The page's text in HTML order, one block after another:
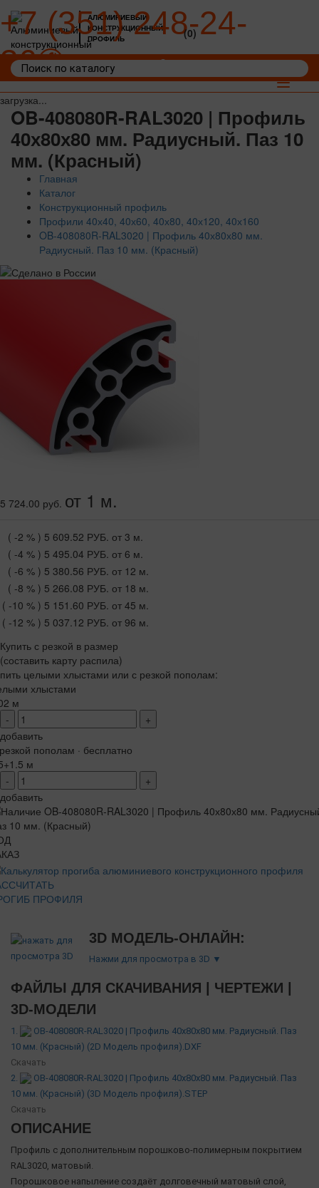
загрузка...
АЛЮМИНИЕВЫЙ
КОНСТРУКЦИОННЫЙ
ПРОФИЛЬ
+7 (351) 248-24-
36
(0)
Toggle
OB-408080R-RAL3020 | Профиль
40х80х80 мм. Радиусный. Паз 10
мм. (Красный)
Главная
Каталог
Конструкционный профиль
Профили 40х40, 40х60, 40х80, 40х120, 40х160
OB-408080R-RAL3020 | Профиль 40х80х80 мм.
Радиусный. Паз 10 мм. (Красный)
5 724.00 руб. от 1 м.
( -2 % ) 5 609.52 РУБ. от 3 м.
( -4 % ) 5 495.04 РУБ. от 6 м.
( -6 % ) 5 380.56 РУБ. от 12 м.
( -8 % ) 5 266.08 РУБ. от 18 м.
( -10 % ) 5 151.60 РУБ. от 45 м.
( -12 % ) 5 037.12 РУБ. от 96 м.
Купить с резкой в размер
(составить карту распила)
целыми хлыстами или с резкой пополам:
хлыстами
м
-
+
добавить
пополам · бесплатно
м
-
+
добавить
ПРОФИЛЯ
3D МОДЕЛЬ-ОНЛАЙН:
Нажми для просмотра в 3D ▼
ФАЙЛЫ ДЛЯ СКАЧИВАНИЯ | ЧЕРТЕЖИ |
3D-МОДЕЛИ
1.
OB-408080R-RAL3020 | Профиль 40х80х80 мм. Радиусный. Паз
10 мм. (Красный) (2D Модель профиля).DXF
Скачать
2.
OB-408080R-RAL3020 | Профиль 40х80х80 мм. Радиусный. Паз
10 мм. (Красный) (3D Модель профиля).STEP
Скачать
ОПИСАНИЕ
Профиль с дополнительным порошково-полимерным покрытием
RAL3020, матовый.
Порошковое напыление создаёт долговечный матовый слой,